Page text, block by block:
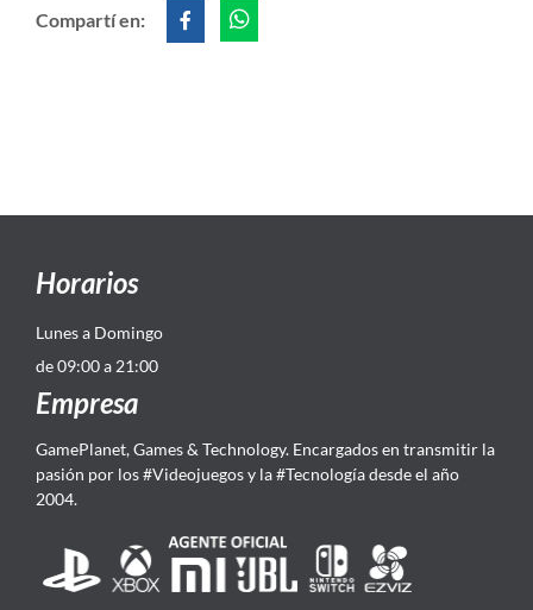
Compartí en:
Horarios
Lunes a Domingo
de 09:00 a 21:00
Empresa
GamePlanet, Games & Technology. Encargados en transmitir la
pasión por los #Videojuegos y la #Tecnología desde el año
2004.